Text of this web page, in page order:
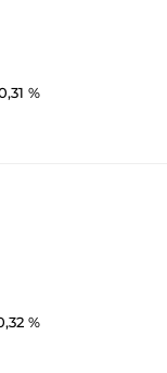
%
%